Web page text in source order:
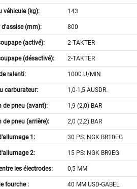
véhicule (kg): 143
d'assise (mm): 800
(activé): 2-TAKTER
(désactivé): 2-TAKTER
ralenti: 1000 U/MIN
carburateur: 1,0-1,5 AUSDR.
de pneu (avant): 1,9 (2,0) BAR
de pneu (arrière): 2,0 (2,2) BAR
1: 30 PS: NGK BR10EG
2: 15 PS: NGK BR9EG
les électrodes: 0,5 MM
fourche : 40 MM USD-GABEL